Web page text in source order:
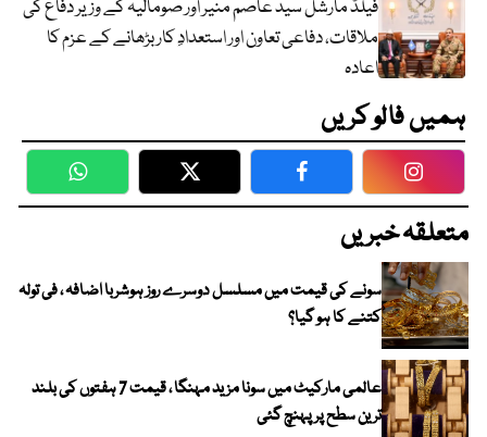
فیلڈ مارشل سید عاصم منیر اور صومالیہ کے وزیر دفاع کی
ملاقات، دفاعی تعاون اور استعدادِ کار بڑھانے کے عزم کا
اعادہ
ہمیں فالو کریں
WhatsApp Twitter Facebook
متعلقہ خبریں
سونے کی قیمت میں مسلسل دوسرے روز ہوشربا اضافہ ، فی تولہ
کتنے کا ہو گیا؟
عالمی مارکیٹ میں سونا مزید مہنگا ، قیمت 7 ہفتوں کی بلند
ترین سطح پر پہنچ گئی